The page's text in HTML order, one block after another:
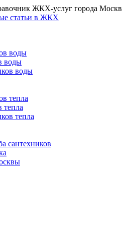
ЖКХ-услуг города
воды
воды
воды
тепла
тепла
тепла
сантехников